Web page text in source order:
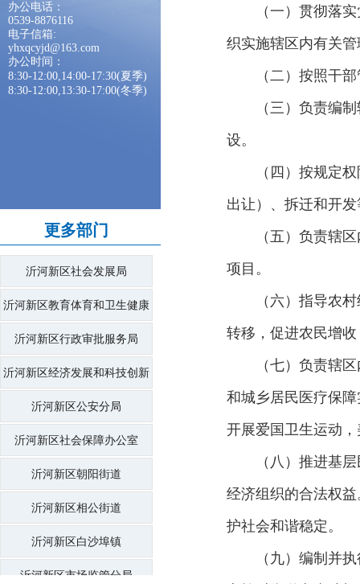
办公电话：
0539-8876116
电子信箱:
yhxqcyjd@163.com
办公时间：
8:30-12:00,14:00-17:30(夏季)
8:30-12:00,13:30-17:00(冬季)
更多部门
沂河新区社会发展局
沂河新区教育体育和卫生健康
局
沂河新区行政审批服务局
沂河新区经济发展和科技创新
局
沂河新区公安分局
沂河新区社会保障办公室
沂河新区朝阳街道
沂河新区相公街道
沂河新区白沙埠镇
沂河新区市场监管分局
（一）贯彻落
织实施辖区内有关
（二）按照干
（三）负责编
设。
（四）按规定
出让）、拆迁和开
（五）负责辖
项目。
（六）指导农
转移，促进农民增
（七）负责辖
和城乡居民医疗保
开展爱国卫生运动
（八）推进基
经济组织的合法权
护社会和谐稳定。
（九）编制并